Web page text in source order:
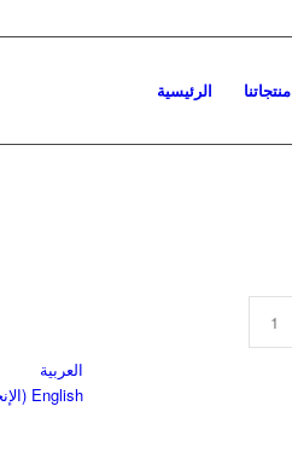
الرئيسية منتجاتنا
العربية
English
(